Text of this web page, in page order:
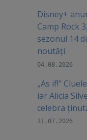
Disney+
Camp Rock
sezonul 14
noutăți
04.08.2026
„As if!”
iar Alicia
celebra
31.07.2026